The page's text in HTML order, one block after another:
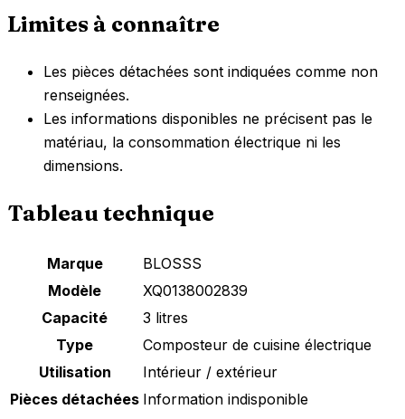
Limites à connaître
Les pièces détachées sont indiquées comme non
renseignées.
Les informations disponibles ne précisent pas le
matériau, la consommation électrique ni les
dimensions.
Tableau technique
Marque
BLOSSS
Modèle
XQ0138002839
Capacité
3 litres
Type
Composteur de cuisine électrique
Utilisation
Intérieur / extérieur
Pièces détachées Information indisponible